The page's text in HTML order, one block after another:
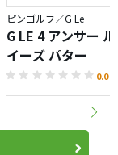
ピンゴルフ／G Le
G LE 4 アンサー ル
イーズ パター
0.0